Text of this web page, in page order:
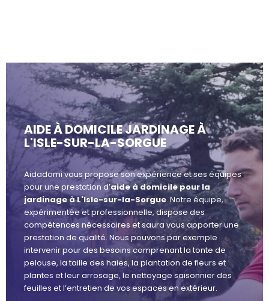
AIDE À DOMICILE JARDINAGE À
L'ISLE-SUR-LA-SORGUE
Aidadomi vous propose son expérience et ses équipes
pour une prestation d’aide à domicile pour la
jardinage à L'Isle-sur-la-Sorgue. Notre équipe,
expérimentée et professionnelle, dispose des
compétences nécessaires et saura vous apporter une
prestation de qualité. Nous pouvons par exemple
intervenir pour des besoins comprenant la tonte de
pelouse, la taille des haies, la plantation de fleurs et
plantes et leur arrosage, le nettoyage saisonnier des
feuilles et l’entretien de vos espaces en extérieur.